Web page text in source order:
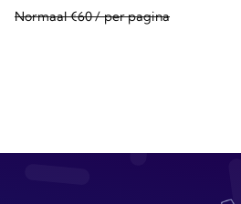
Normaal €60 / per pagina